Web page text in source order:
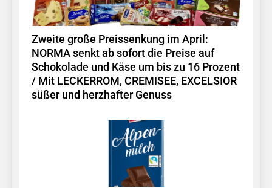
Zweite große Preissenkung im April:
NORMA senkt ab sofort die Preise auf
Schokolade und Käse um bis zu 16 Prozent
/ Mit LECKERROM, CREMISEE, EXCELSIOR
süßer und herzhafter Genuss